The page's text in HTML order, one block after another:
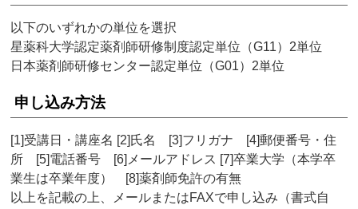
以下のいずれかの単位を選択
星薬科大学認定薬剤師研修制度認定単位（G11）2単位
日本薬剤師研修センター認定単位（G01）2単位
申し込み方法
[1]受講日・講座名 [2]氏名 [3]フリガナ [4]郵便番号・住
所 [5]電話番号 [6]メールアドレス [7]卒業大学（本学卒
業生は卒業年度） [8]薬剤師免許の有無
以上を記載の上、メールまたはFAXで申し込み（書式自